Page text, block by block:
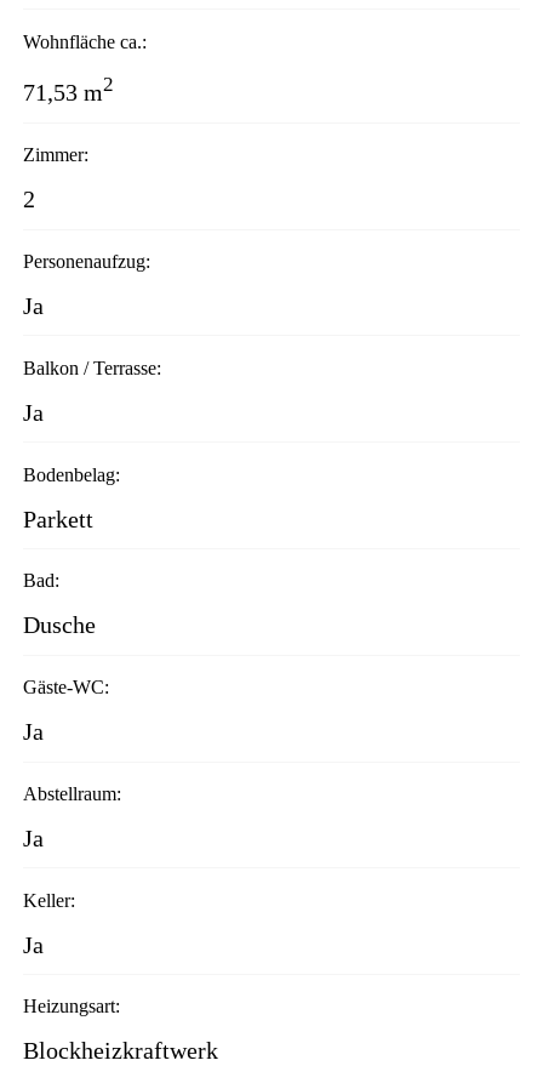
Wohnfläche ca.:
71,53 m2
Zimmer:
2
Personenaufzug:
Ja
Balkon / Terrasse:
Ja
Bodenbelag:
Parkett
Bad:
Dusche
Gäste-WC:
Ja
Abstellraum:
Ja
Keller:
Ja
Heizungsart:
Blockheizkraftwerk